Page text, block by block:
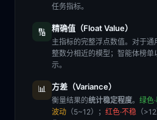
任务指标。
🔢 精确值（Float Value）
主指标的完整浮点数值。对于
整数分相近的模型；智能体榜单
示。
📊 方差（Variance）
衡量结果的统计稳定程度。 绿色
波动 （5~12）； 红色·不稳 （